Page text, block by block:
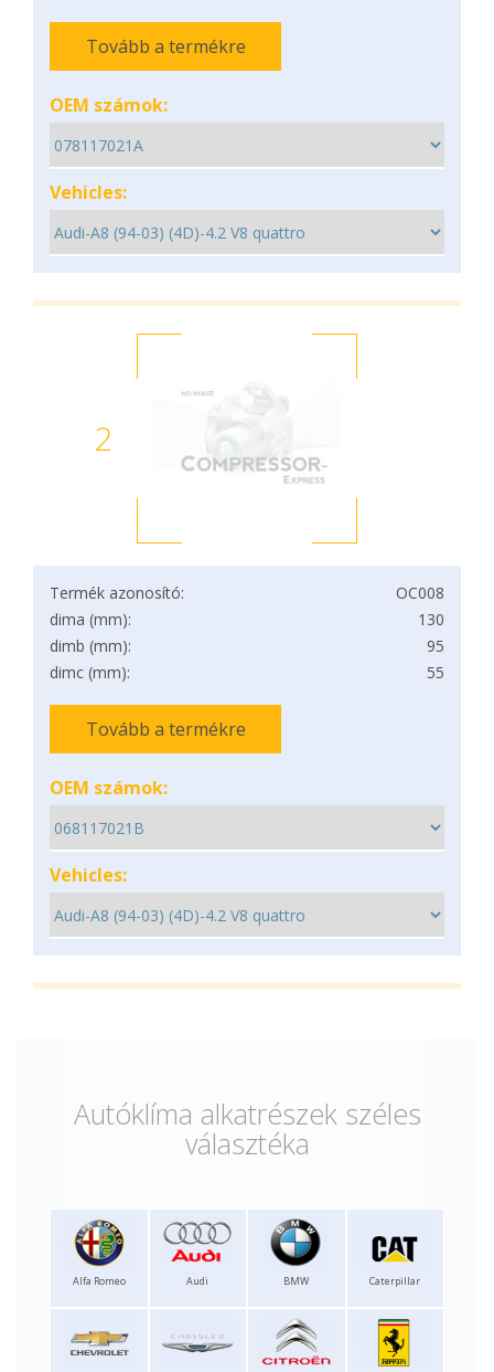
Tovább a termékre
OEM számok:
Vehicles:
2
Termék azonosító:
OC008
dima (mm):
130
dimb (mm):
95
dimc (mm):
55
Tovább a termékre
OEM számok:
Vehicles:
Autóklíma alkatrészek széles
választéka
Alfa Romeo Audi BMW Caterpillar